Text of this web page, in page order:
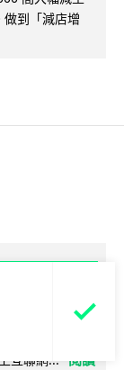
到「減店增
公司 三
絡安全測試期
互聯網... 閱讀